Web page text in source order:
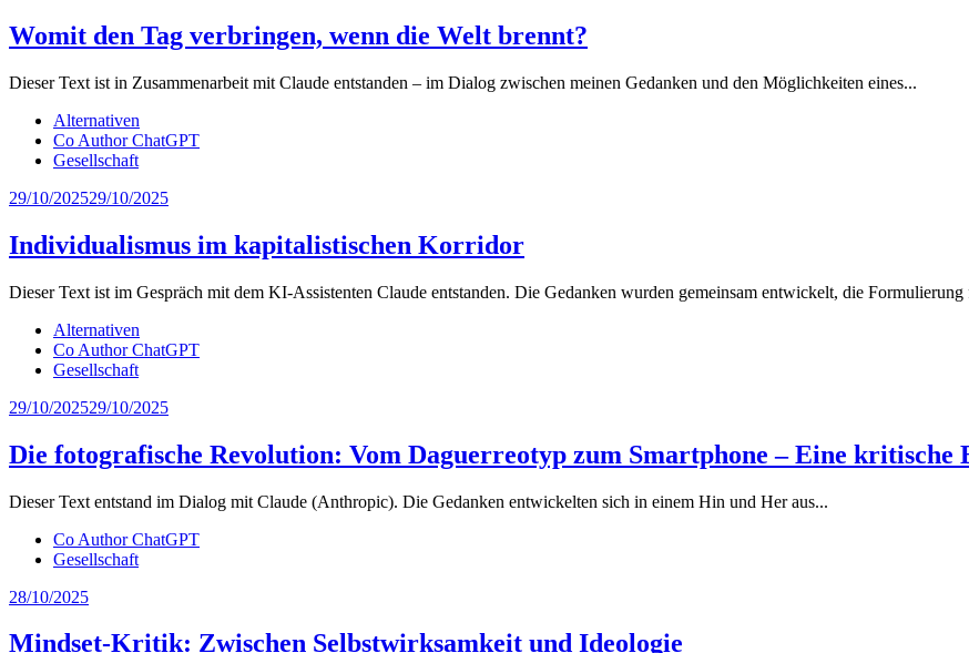
Womit den Tag verbringen, wenn die Welt brennt?
Dieser Text ist in Zusammenarbeit mit Claude entstanden – im Dialog zwischen meinen Gedanken und den Möglichkeiten eines...
Alternativen
Co Author ChatGPT
Gesellschaft
29/10/202529/10/2025
Individualismus im kapitalistischen Korridor
Dieser Text ist im Gespräch mit dem KI-Assistenten Claude entstanden. Die Gedanken wurden gemeinsam entwickelt, die Formulierung
Alternativen
Co Author ChatGPT
Gesellschaft
29/10/202529/10/2025
Die fotografische Revolution: Vom Daguerreotyp zum Smartphone – Eine
Dieser Text entstand im Dialog mit Claude (Anthropic). Die Gedanken entwickelten sich in einem Hin und Her aus...
Co Author ChatGPT
Gesellschaft
28/10/2025
Mindset-Kritik: Zwischen Selbstwirksamkeit und Ideologie